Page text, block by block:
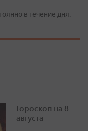
в течение дня.
Гороскоп на 8
августа